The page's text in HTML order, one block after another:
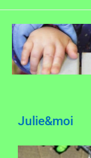
Julie&moi